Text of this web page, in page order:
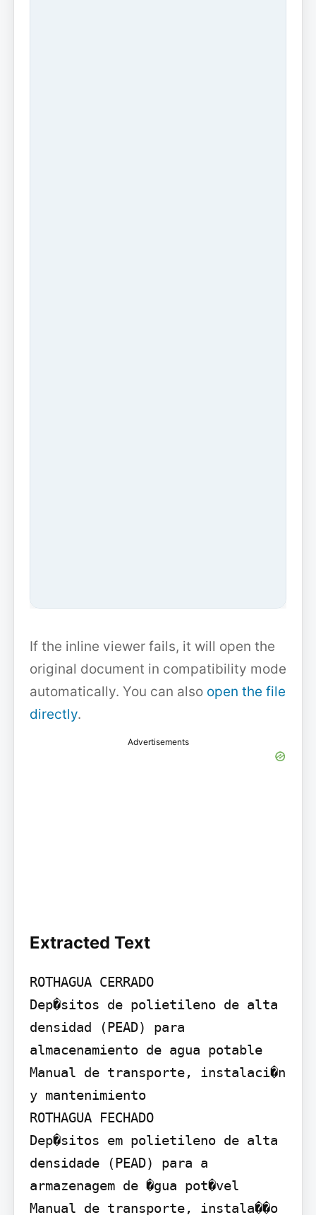
If the inline viewer fails, it will open the
original document in compatibility mode
automatically. You can also open the file
directly.
Advertisements
Extracted Text
ROTHAGUA CERRADO
Dep�sitos de polietileno de alta
densidad (PEAD) para
almacenamiento de agua potable
Manual de transporte, instalaci�n
y mantenimiento
ROTHAGUA FECHADO
Dep�sitos em polietileno de alta
densidade (PEAD) para a
armazenagem de �gua pot�vel
Manual de transporte, instala��o